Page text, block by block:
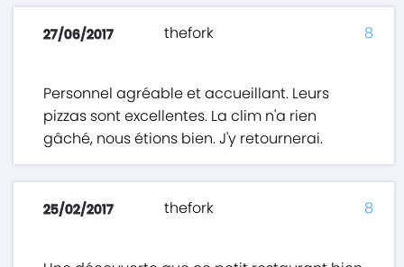
27/06/2017 thefork
Personnel agréable et accueillant. Leurs
pizzas sont excellentes. La clim n'a rien
gâché, nous étions bien. J'y retournerai.
8
25/02/2017 thefork 8